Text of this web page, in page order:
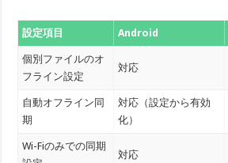
設定項目 Android
個別ファイルのオ
フライン設定
対応
自動オフライン同
期
対応（設定から有効
化）
Wi-Fiのみでの同期
対応